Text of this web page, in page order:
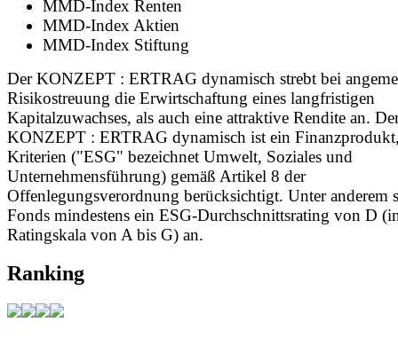
MMD-Index Renten
MMD-Index Aktien
MMD-Index Stiftung
Der KONZEPT : ERTRAG dynamisch strebt bei
Risikostreuung die Erwirtschaftung eines langfristigen
Kapitalzuwachses, als auch eine attraktive Rendite an.
KONZEPT : ERTRAG dynamisch ist ein
Kriterien ("ESG" bezeichnet Umwelt, Soziales und
Unternehmensführung) gemäß Artikel 8 der
Offenlegungsverordnung berücksichtigt. Unter anderem
Fonds mindestens ein ESG-Durchschnittsrating von D
Ratingskala von A bis G) an.
Ranking